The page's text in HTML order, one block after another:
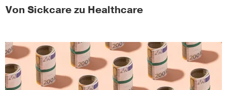
Von Sickcare zu Healthcare